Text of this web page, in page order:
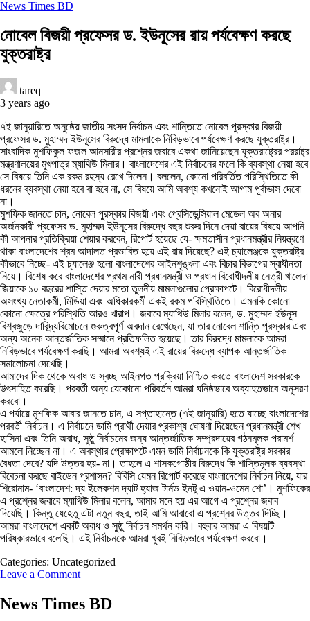
News Times BD
নোবেল বিজয়ী প্রফেসর ড. ইউনূসের রায় পর্যবেক্ষণ করছে
যুক্তরাষ্ট্র
tareq
3 years ago
৭ই জানুয়ারিতে অনুষ্ঠেয় জাতীয় সংসদ নির্বাচন এবং শান্তিতে নোবেল পুরস্কার বিজয়ী
প্রফেসর ড. মুহাম্মদ ইউনূসের বিরুদ্ধে মামলাকে নিবিড়ভাবে পর্যবেক্ষণ করছে যুক্তরাষ্ট্র।
সাংবাদিক মুশফিকুল ফজল আনসারীর প্রশ্নের জবাবে একথা জানিয়েছেন যুক্তরাষ্ট্রের পররাষ্ট্র
মন্ত্রণালয়ের মুখপাত্র ম্যাথিউ মিলার। বাংলাদেশের এই নির্বাচনের ফলে কি ব্যবস্থা নেয়া হবে
সে বিষয়ে তিনি এক রকম রহস্য রেখে দিলেন। বললেন, কোনো পরিবর্তিত পরিস্থিতিতে কী
ধরনের ব্যবস্থা নেয়া হবে বা হবে না, সে বিষয়ে আমি অবশ্য কখনোই আগাম পূর্বাভাস দেবো
না।
মুশফিক জানতে চান, নোবেল পুরস্কার বিজয়ী এবং প্রেসিডেন্সিয়াল মেডেল অব অনার
অর্জনকারী প্রফেসর ড. মুহাম্মদ ইউনূসের বিরুদ্ধে বছর শুরুর দিনে দেয়া রায়ের বিষয়ে আপনি
কী আপনার প্রতিক্রিয়া শেয়ার করবেন, রিপোর্ট হয়েছে যে- ক্ষমতাসীন প্রধানমন্ত্রীর নিয়ন্ত্রণে
থাকা বাংলাদেশের শ্রম আদালত প্রভাবিত হয়ে এই রায় দিয়েছে? এই চ্যালেঞ্জকে যুক্তরাষ্ট্র
কীভাবে নিচ্ছে- এই চ্যালেঞ্জ হলো বাংলাদেশের আইনশৃঙ্খলা এবং বিচার বিভাগের স্বাধীনতা
নিয়ে। বিশেষ করে বাংলাদেশের প্রথম নারী প্রধানমন্ত্রী ও প্রধান বিরোধীদলীয় নেত্রী খালেদা
জিয়াকে ১০ বছরের শাস্তি দেয়ার মতো তুলনীয় মামলাগুলোর প্রেক্ষাপটে। বিরোধীদলীয়
অসংখ্য নেতাকর্মী, মিডিয়া এবং অধিকারকর্মী একই রকম পরিস্থিতিতে। এমনকি কোনো
কোনো ক্ষেত্রে পরিস্থিতি আরও খারাপ। জবাবে ম্যাথিউ মিলার বলেন, ড. মুহাম্মদ ইউনূস
বিশ্বজুড়ে দারিদ্র্যবিমোচনে গুরুত্বপূর্ণ অবদান রেখেছেন, যা তার নোবেল শান্তি পুরস্কার এবং
অন্য অনেক আন্তর্জাতিক সম্মানে প্রতিফলিত হয়েছে। তার বিরুদ্ধে মামলাকে আমরা
নিবিড়ভাবে পর্যবেক্ষণ করছি। আমরা অবশ্যই এই রায়ের বিরুদ্ধে ব্যাপক আন্তর্জাতিক
সমালোচনা দেখেছি।
আমাদের দিক থেকে অবাধ ও স্বচ্ছ আইনগত প্রক্রিয়া নিশ্চিত করতে বাংলাদেশ সরকারকে
উৎসাহিত করেছি। পরবর্তী অন্য যেকোনো পরিবর্তন আমরা ঘনিষ্ঠভাবে অব্যাহতভাবে অনুসরণ
করবো।
এ পর্যায়ে মুশফিক আবার জানতে চান, এ সপ্তাহান্তে (৭ই জানুয়ারি) হতে যাচ্ছে বাংলাদেশের
পরবর্তী নির্বাচন। এ নির্বাচনে ডামি প্রার্থী দেয়ার প্রকাশ্য ঘোষণা দিয়েছেন প্রধানমন্ত্রী শেখ
হাসিনা এবং তিনি অবাধ, সুষ্ঠু নির্বাচনের জন্য আন্তর্জাতিক সম্প্রদায়ের গঠনমূলক পরামর্শ
আমলে নিচ্ছেন না। এ অবস্থার প্রেক্ষাপটে এমন ডামি নির্বাচনকে কি যুক্তরাষ্ট্র সরকার
বৈধতা দেবে? যদি উত্তর হয়- না। তাহলে এ শাসকগোষ্ঠীর বিরুদ্ধে কি শাস্তিমূলক ব্যবস্থা
বিবেচনা করছে বাইডেন প্রশাসন? বিবিসি যেমন রিপোর্ট করেছে বাংলাদেশের নির্বাচন নিয়ে, যার
শিরোনাম- ‘বাংলাদেশ: দ্য ইলেকশন দ্যাট হ্যাজ টার্নড ইনটু এ ওয়ান-ওমেন শো’। মুশফিকের
এ প্রশ্নের জবাবে ম্যাথিউ মিলার বলেন, আমার মনে হয় এর আগে এ প্রশ্নের জবাব
দিয়েছি। কিন্তু যেহেতু এটা নতুন বছর, তাই আমি আবারো এ প্রশ্নের উত্তর দিচ্ছি।
আমরা বাংলাদেশে একটি অবাধ ও সুষ্ঠু নির্বাচন সমর্থন করি। বহুবার আমরা এ বিষয়টি
পরিষ্কারভাবে বলেছি। এই নির্বাচনকে আমরা খুবই নিবিড়ভাবে পর্যবেক্ষণ করবো।
Categories: Uncategorized
Leave a Comment
News Times BD